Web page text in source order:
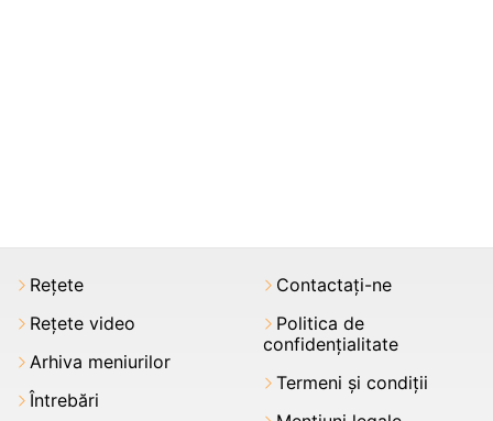
Rețete
Rețete video
Arhiva meniurilor
Întrebări
Contactați-ne
Politica de
confidențialitate
Termeni şi condiții